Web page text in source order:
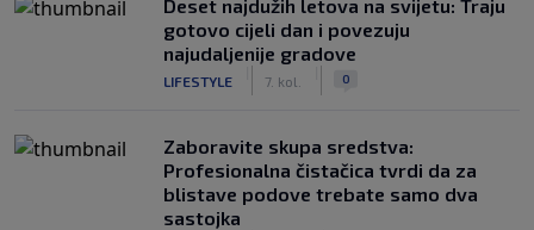
Deset najdužih letova na svijetu: Traju
gotovo cijeli dan i povezuju
najudaljenije gradove
LIFESTYLE 7. kol. 0
Zaboravite skupa sredstva:
Profesionalna čistačica tvrdi da za
blistave podove trebate samo dva
sastojka